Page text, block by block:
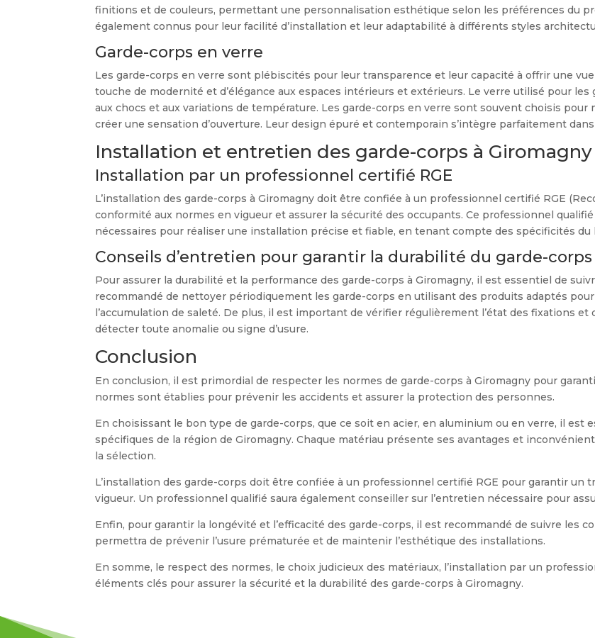
finitions et de couleurs, permettant une personnalisation esthétique selon les préférences du
également connus pour leur facilité d’installation et leur adaptabilité à différents styles
Garde-corps en verre
Les garde-corps en verre sont plébiscités pour leur transparence et leur capacité à offrir une
touche de modernité et d’élégance aux espaces intérieurs et extérieurs. Le verre utilisé pour
aux chocs et aux variations de température. Les garde-corps en verre sont souvent choisis pour
créer une sensation d’ouverture. Leur design épuré et contemporain s’intègre parfaitement
Installation et entretien des garde-corps à Giromagny
Installation par un professionnel certifié RGE
L’installation des garde-corps à Giromagny doit être confiée à un professionnel certifié RGE
conformité aux normes en vigueur et assurer la sécurité des occupants. Ce professionnel
nécessaires pour réaliser une installation précise et fiable, en tenant compte des spécificités
Conseils d’entretien pour garantir la durabilité du garde-corps
Pour assurer la durabilité et la performance des garde-corps à Giromagny, il est essentiel de
recommandé de nettoyer périodiquement les garde-corps en utilisant des produits adaptés
l’accumulation de saleté. De plus, il est important de vérifier régulièrement l’état des fixations
détecter toute anomalie ou signe d’usure.
Conclusion
En conclusion, il est primordial de respecter les normes de garde-corps à Giromagny pour
normes sont établies pour prévenir les accidents et assurer la protection des personnes.
En choisissant le bon type de garde-corps, que ce soit en acier, en aluminium ou en verre, il est
spécifiques de la région de Giromagny. Chaque matériau présente ses avantages et
la sélection.
L’installation des garde-corps doit être confiée à un professionnel certifié RGE pour garantir un
vigueur. Un professionnel qualifié saura également conseiller sur l’entretien nécessaire pour
Enfin, pour garantir la longévité et l’efficacité des garde-corps, il est recommandé de suivre les
permettra de prévenir l’usure prématurée et de maintenir l’esthétique des installations.
En somme, le respect des normes, le choix judicieux des matériaux, l’installation par un
éléments clés pour assurer la sécurité et la durabilité des garde-corps à Giromagny.